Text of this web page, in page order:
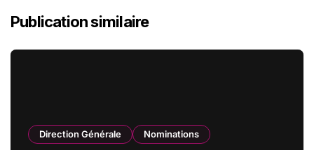
Publication similaire
Direction Générale Nominations